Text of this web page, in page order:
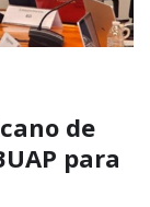
de
para